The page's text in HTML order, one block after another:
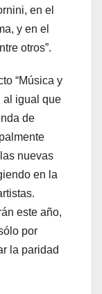
en el
y en el
otros”.
“Música y
al igual que
de
nuevas
en la
este año,
por
la paridad